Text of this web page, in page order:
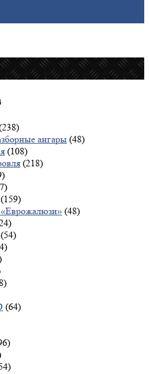
ангары (48)
(108)
(218)
(159)
«Еврожалюзи» (48)
(54)
(64)